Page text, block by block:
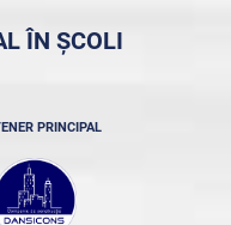
ÎN ȘCOLI
PRINCIPAL